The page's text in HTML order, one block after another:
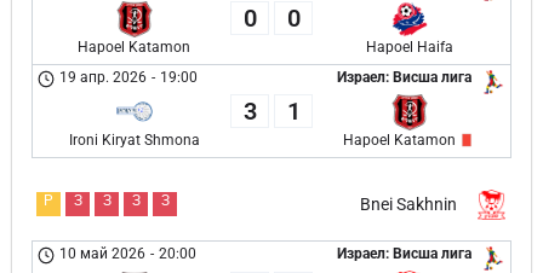
Hapoel Katamon
0 0
Hapoel Haifa
Израел: Висша лига
19 апр. 2026 - 19:00
Ironi Kiryat Shmona
3 1
Hapoel Katamon
Bnei Sakhnin
Р З З З З
Израел: Висша лига
10 май 2026 - 20:00